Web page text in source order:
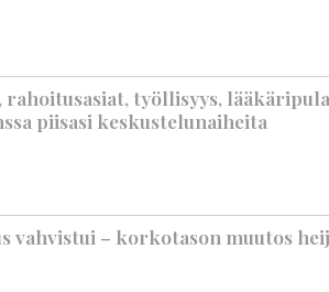
rahoitusasiat, työllisyys,
piisasi keskustelunaiheita
vahvistui – korkotason muutos